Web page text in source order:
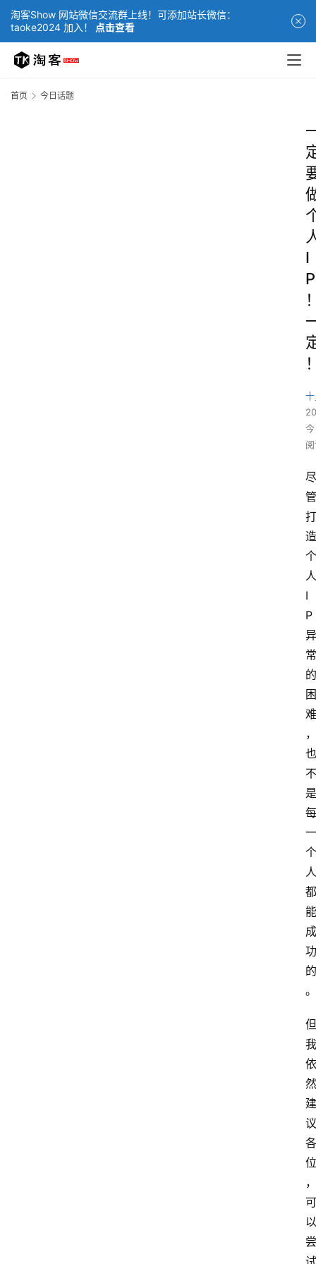
淘客Show 网站微信交流群上线！可添加站长微信：
taoke2024 加入！
点击查看
首页 今日话题
I
P
尽
管
打
造
个
人
I
P
异
常
的
困
难
，
也
不
是
每
一
个
人
都
能
成
功
的
。
但
我
依
然
建
议
各
位
，
可
以
尝
试